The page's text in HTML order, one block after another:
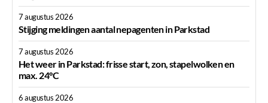
7 augustus 2026
Stijging meldingen aantal nepagenten in Parkstad
7 augustus 2026
Het weer in Parkstad: frisse start, zon, stapelwolken en
max. 24°C
6 augustus 2026